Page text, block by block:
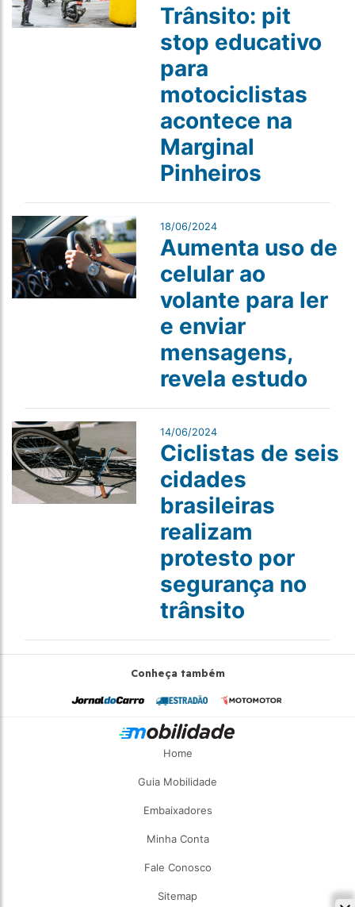
Trânsito: pit
stop educativo
para
motociclistas
acontece na
Marginal
Pinheiros
18/06/2024
Aumenta uso de
celular ao
volante para ler
e enviar
mensagens,
revela estudo
14/06/2024
Ciclistas de seis
cidades
brasileiras
realizam
protesto por
segurança no
trânsito
Conheça também
Home
Guia Mobilidade
Embaixadores
Minha Conta
Fale Conosco
Sitemap